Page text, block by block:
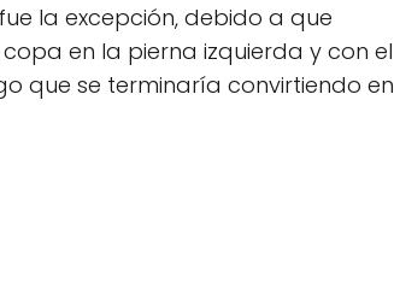
la excepción, debido a que
copa en la pierna izquierda y con el
que se terminaría convirtiendo en